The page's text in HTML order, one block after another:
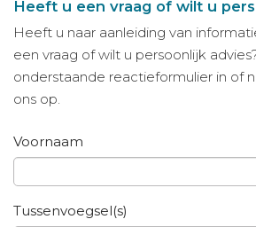
Heeft u een vraag of wilt u
Heeft u naar aanleiding van
een vraag of wilt u persoonlijk
onderstaande reactieformulier in of
ons op.
Voornaam
Tussenvoegsel(s)